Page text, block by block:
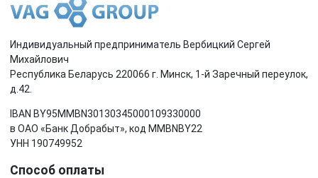
Индивидуальный предприниматель Вербицкий Сергей
Михайлович
Республика Беларусь 220066 г. Минск, 1-й Заречный переулок,
д.42.
IBAN BY95MMBN30130345000109330000
в ОАО «Банк Добрабыт», код MMBNBY22
УНН 190749952
Способ оплаты